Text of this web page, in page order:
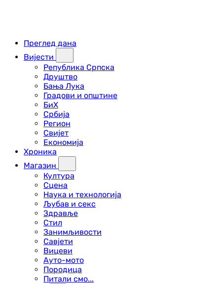
Преглед дана
Вијести
Република Српска
Друштво
Бања Лука
Градови и општине
БиХ
Србија
Регион
Свијет
Економија
Хроника
Магазин
Култура
Сцена
Наука и технологија
Љубав и секс
Здравље
Стил
Занимљивости
Савјети
Вицеви
Ауто-мото
Породица
Питали смо...